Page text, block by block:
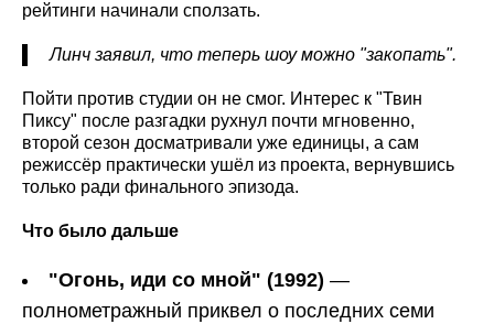
рейтинги начинали сползать.
Линч заявил, что теперь шоу можно "закопать".
Пойти против студии он не смог. Интерес к "Твин
Пиксу" после разгадки рухнул почти мгновенно,
второй сезон досматривали уже единицы, а сам
режиссёр практически ушёл из проекта, вернувшись
только ради финального эпизода.
Что было дальше
"Огонь, иди со мной" (1992) —
полнометражный приквел о последних семи